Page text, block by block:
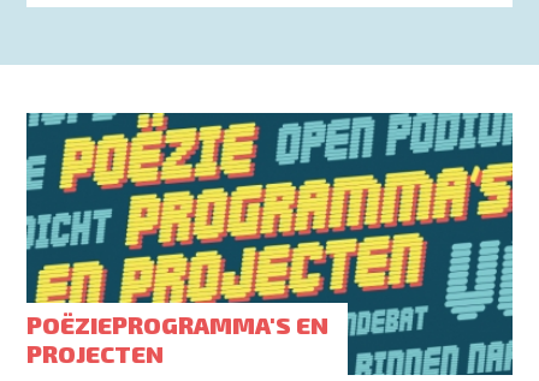
POËZIEPROGRAMMA'S EN
PROJECTEN